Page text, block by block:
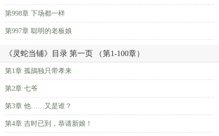
第998章 下场都一样
第997章 聪明的老板娘
《灵蛇当铺》目录 第一页 （第1-100章）
第1章 孤鶕独只带孝来
第2章 七爷
第3章 他……又是谁？
第4章 吉时已到，恭请新娘！